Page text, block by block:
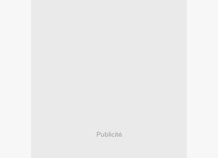
Publicité